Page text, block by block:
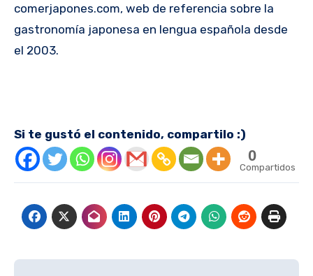
comerjapones.com, web de referencia sobre la
gastronomía japonesa en lengua española desde
el 2003.
Si te gustó el contenido, compartilo :)
0
Compartidos